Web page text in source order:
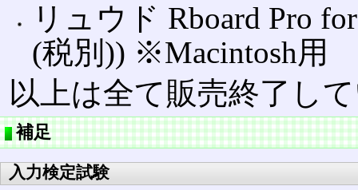
リュウド Rboard Pro
(税別)) ※Macintosh用
以上は全て販売終了し
補足
入力検定試験